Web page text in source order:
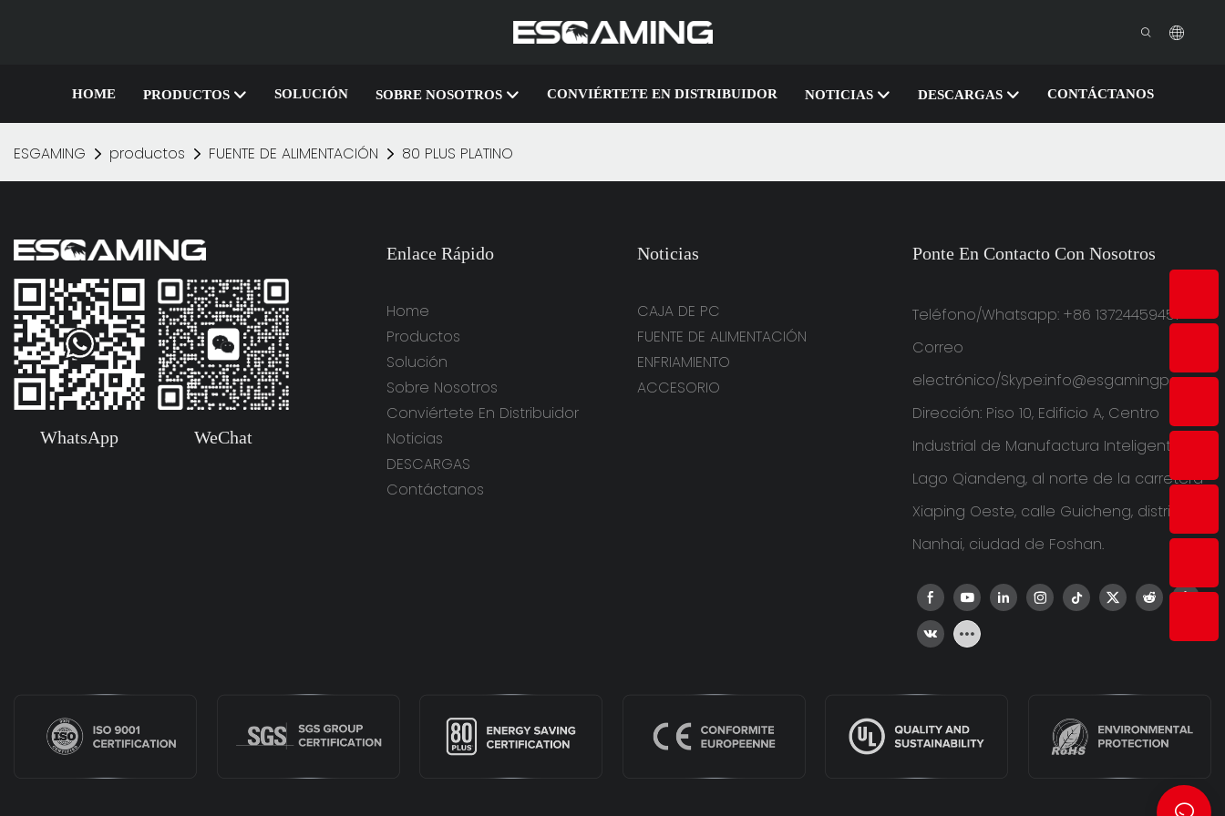
HOME PRODUCTOS SOLUCIÓN SOBRE NOSOTROS CONVIÉRTETE EN DISTRIBUIDOR NOTICIAS DESCARGAS CONTÁCTANOS
ESGAMING productos FUENTE DE ALIMENTACIÓN 80 PLUS PLATINO
WhatsApp WeChat
Enlace Rápido
Home
Productos
Solución
Sobre Nosotros
Conviértete En Distribuidor
Noticias
DESCARGAS
Contáctanos
Noticias
CAJA DE PC
FUENTE DE ALIMENTACIÓN
ENFRIAMIENTO
ACCESORIO
Ponte En Contacto Con Nosotros
Teléfono/Whatsapp: +86 13724459451
Correo
electrónico/Skype:info@esgamingpc.com
Dirección: Piso 10, Edificio A, Centro
Industrial de Manufactura Inteligente del
Lago Qiandeng, al norte de la carretera
Xiaping Oeste, calle Guicheng, distrito de
Nanhai, ciudad de Foshan.